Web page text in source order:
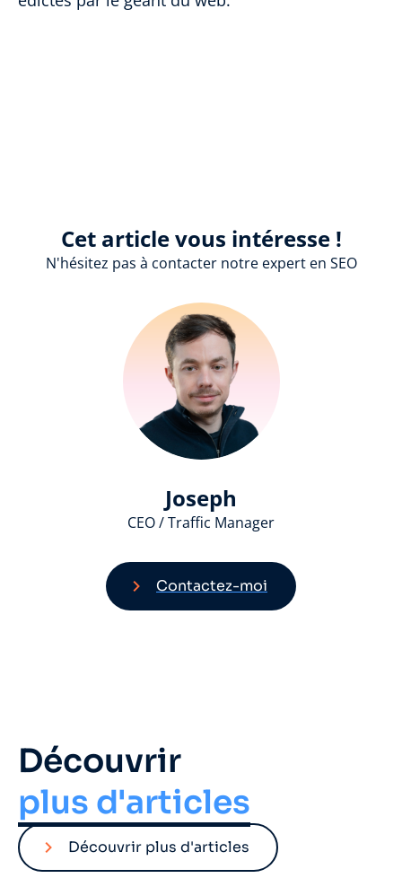
Cet article vous intéresse !
N'hésitez pas à contacter notre expert en SEO
Joseph
CEO / Traffic Manager
Contactez-moi
Découvrir
plus d'articles
Découvrir plus d'articles